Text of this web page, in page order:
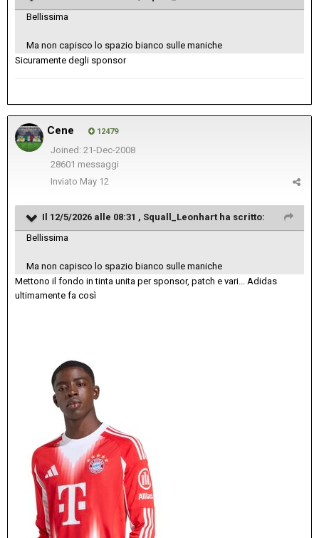
Bellissima
Ma non capisco lo spazio bianco sulle maniche
Sicuramente degli sponsor
Cene 12479
Joined: 21-Dec-2008
28601 messaggi
Inviato May 12
Il 12/5/2026 alle 08:31 , Squall_Leonhart ha scritto:
Bellissima
Ma non capisco lo spazio bianco sulle maniche
Mettono il fondo in tinta unita per sponsor, patch e vari... Adidas
ultimamente fa così